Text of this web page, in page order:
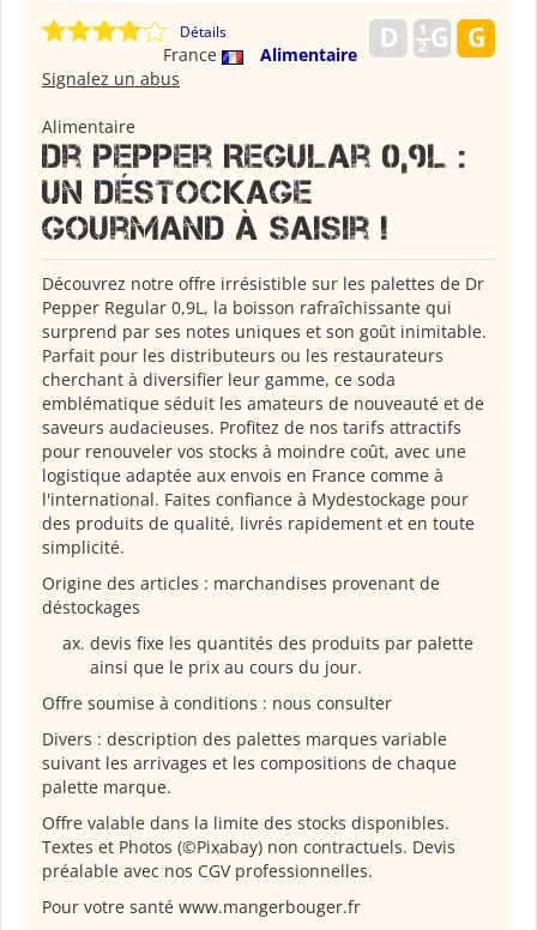
Détails
France
Alimentaire
Signalez un abus
Alimentaire
Dr Pepper Regular 0,9L :
Un Déstockage
Gourmand à Saisir !
Découvrez notre offre irrésistible sur les palettes de Dr
Pepper Regular 0,9L, la boisson rafraîchissante qui
surprend par ses notes uniques et son goût inimitable.
Parfait pour les distributeurs ou les restaurateurs
cherchant à diversifier leur gamme, ce soda
emblématique séduit les amateurs de nouveauté et de
saveurs audacieuses. Profitez de nos tarifs attractifs
pour renouveler vos stocks à moindre coût, avec une
logistique adaptée aux envois en France comme à
l'international. Faites confiance à Mydestockage pour
des produits de qualité, livrés rapidement et en toute
simplicité.
Origine des articles : marchandises provenant de
déstockages
devis fixe les quantités des produits par palette
ainsi que le prix au cours du jour.
Offre soumise à conditions : nous consulter
Divers : description des palettes marques variable
suivant les arrivages et les compositions de chaque
palette marque.
Offre valable dans la limite des stocks disponibles.
Textes et Photos (©Pixabay) non contractuels. Devis
préalable avec nos CGV professionnelles.
Pour votre santé www.mangerbouger.fr